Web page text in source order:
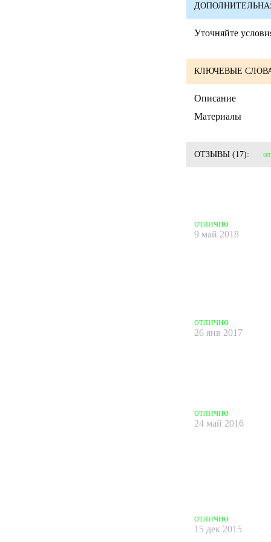
Уточняйте
КЛЮЧЕВЫЕ
Описание
Материалы
ОТЗЫВЫ (17):
отлично
9 май 2018
отлично
26 янв 2017
отлично
24 май 2016
отлично
15 дек 2015